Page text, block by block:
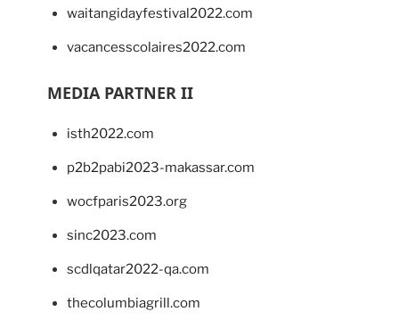
waitangidayfestival2022.com
vacancesscolaires2022.com
MEDIA PARTNER II
isth2022.com
p2b2pabi2023-makassar.com
wocfparis2023.org
sinc2023.com
scdlqatar2022-qa.com
thecolumbiagrill.com